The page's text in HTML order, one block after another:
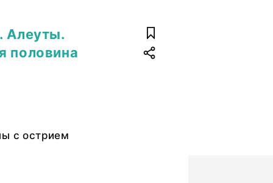
Алеуты.
половина
с острием